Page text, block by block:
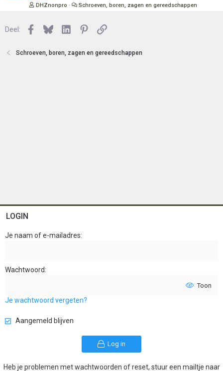
DHZnonpro Schroeven, boren, zagen en gereedschappen
Deel: Facebook
BlueskyLinkedInPinterest
Link
Schroeven, boren, zagen en gereedschappen
LOGIN
Je naam of e-mailadres
Wachtwoord
Toon
Je wachtwoord vergeten?
Aangemeld blijven
Log in
Heb je problemen met wachtwoorden of reset, stuur een mailtje naar